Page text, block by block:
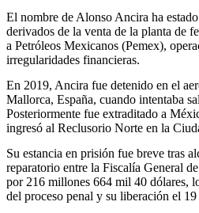
El nombre de Alonso Ancira ha
derivados de la venta de la planta de
a Petróleos Mexicanos (Pemex),
irregularidades financieras.
En 2019, Ancira fue detenido en el
Mallorca, España, cuando intentaba
Posteriormente fue extraditado a
ingresó al Reclusorio Norte en la
Su estancia en prisión fue breve tras
reparatorio entre la Fiscalía General
por 216 millones 664 mil 40 dólares,
del proceso penal y su liberación el